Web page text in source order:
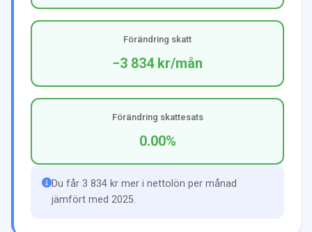
Förändring skatt
−3 834 kr/mån
Förändring skattesats
0.00%
Du får 3 834 kr mer i nettolön per månad
jämfört med 2025.